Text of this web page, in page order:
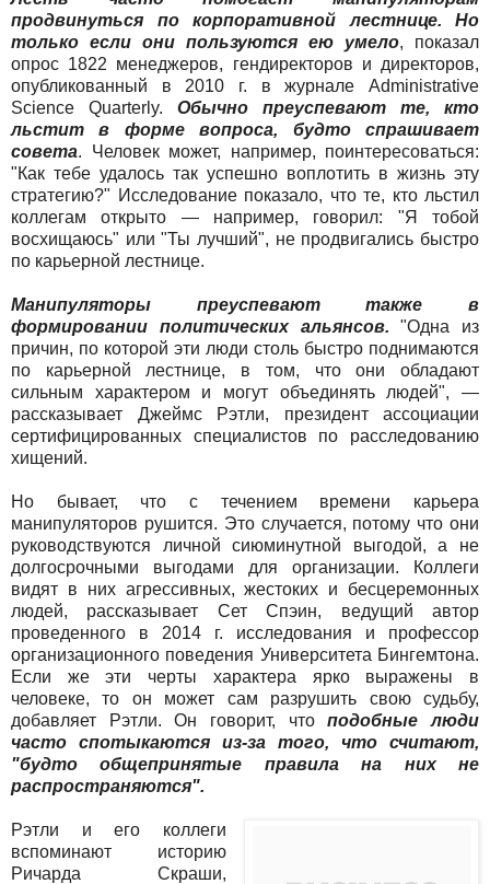
продвинуться по корпоративной лестнице. Но
только если они пользуются ею умело, показал
опрос 1822 менеджеров, гендиректоров и директоров,
опубликованный в 2010 г. в журнале Administrative
Science Quarterly. Обычно преуспевают те, кто
льстит в форме вопроса, будто спрашивает
совета. Человек может, например, поинтересоваться:
"Как тебе удалось так успешно воплотить в жизнь эту
стратегию?" Исследование показало, что те, кто льстил
коллегам открыто — например, говорил: "Я тобой
восхищаюсь" или "Ты лучший", не продвигались быстро
по карьерной лестнице.
Манипуляторы преуспевают также в
формировании политических альянсов. "Одна из
причин, по которой эти люди столь быстро поднимаются
по карьерной лестнице, в том, что они обладают
сильным характером и могут объединять людей", —
рассказывает Джеймс Рэтли, президент ассоциации
сертифицированных специалистов по расследованию
хищений.
Но бывает, что с течением времени карьера
манипуляторов рушится. Это случается, потому что они
руководствуются личной сиюминутной выгодой, а не
долгосрочными выгодами для организации. Коллеги
видят в них агрессивных, жестоких и бесцеремонных
людей, рассказывает Сет Спэин, ведущий автор
проведенного в 2014 г. исследования и профессор
организационного поведения Университета Бингемтона.
Если же эти черты характера ярко выражены в
человеке, то он может сам разрушить свою судьбу,
добавляет Рэтли. Он говорит, чтоподобные люди
часто спотыкаются из-за того, что считают,
"будто общепринятые правила на них не
распространяются".
Рэтли и его коллеги
вспоминают историю
Ричарда Скраши,